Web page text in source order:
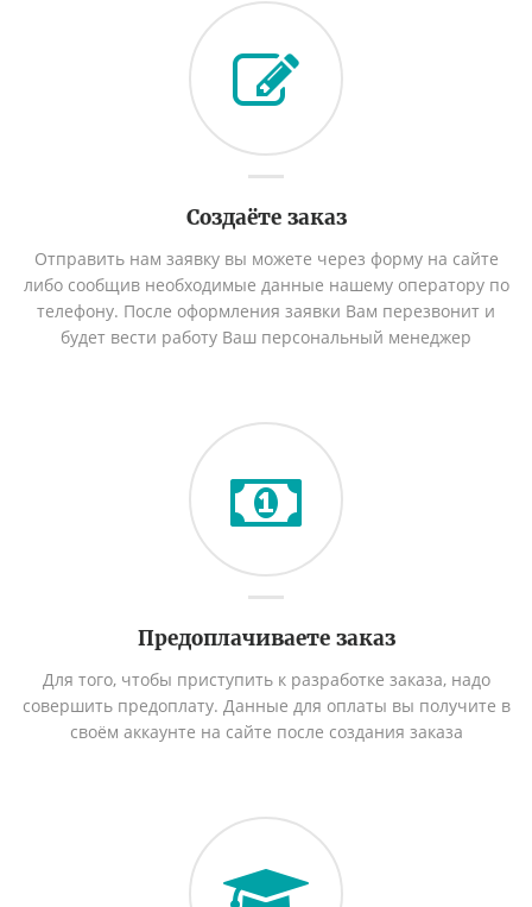
Создаёте заказ
Отправить нам заявку вы можете через форму на сайте
либо сообщив необходимые данные нашему оператору по
телефону. После оформления заявки Вам перезвонит и
будет вести работу Ваш персональный менеджер
Предоплачиваете заказ
Для того, чтобы приступить к разработке заказа, надо
совершить предоплату. Данные для оплаты вы получите в
своём аккаунте на сайте после создания заказа